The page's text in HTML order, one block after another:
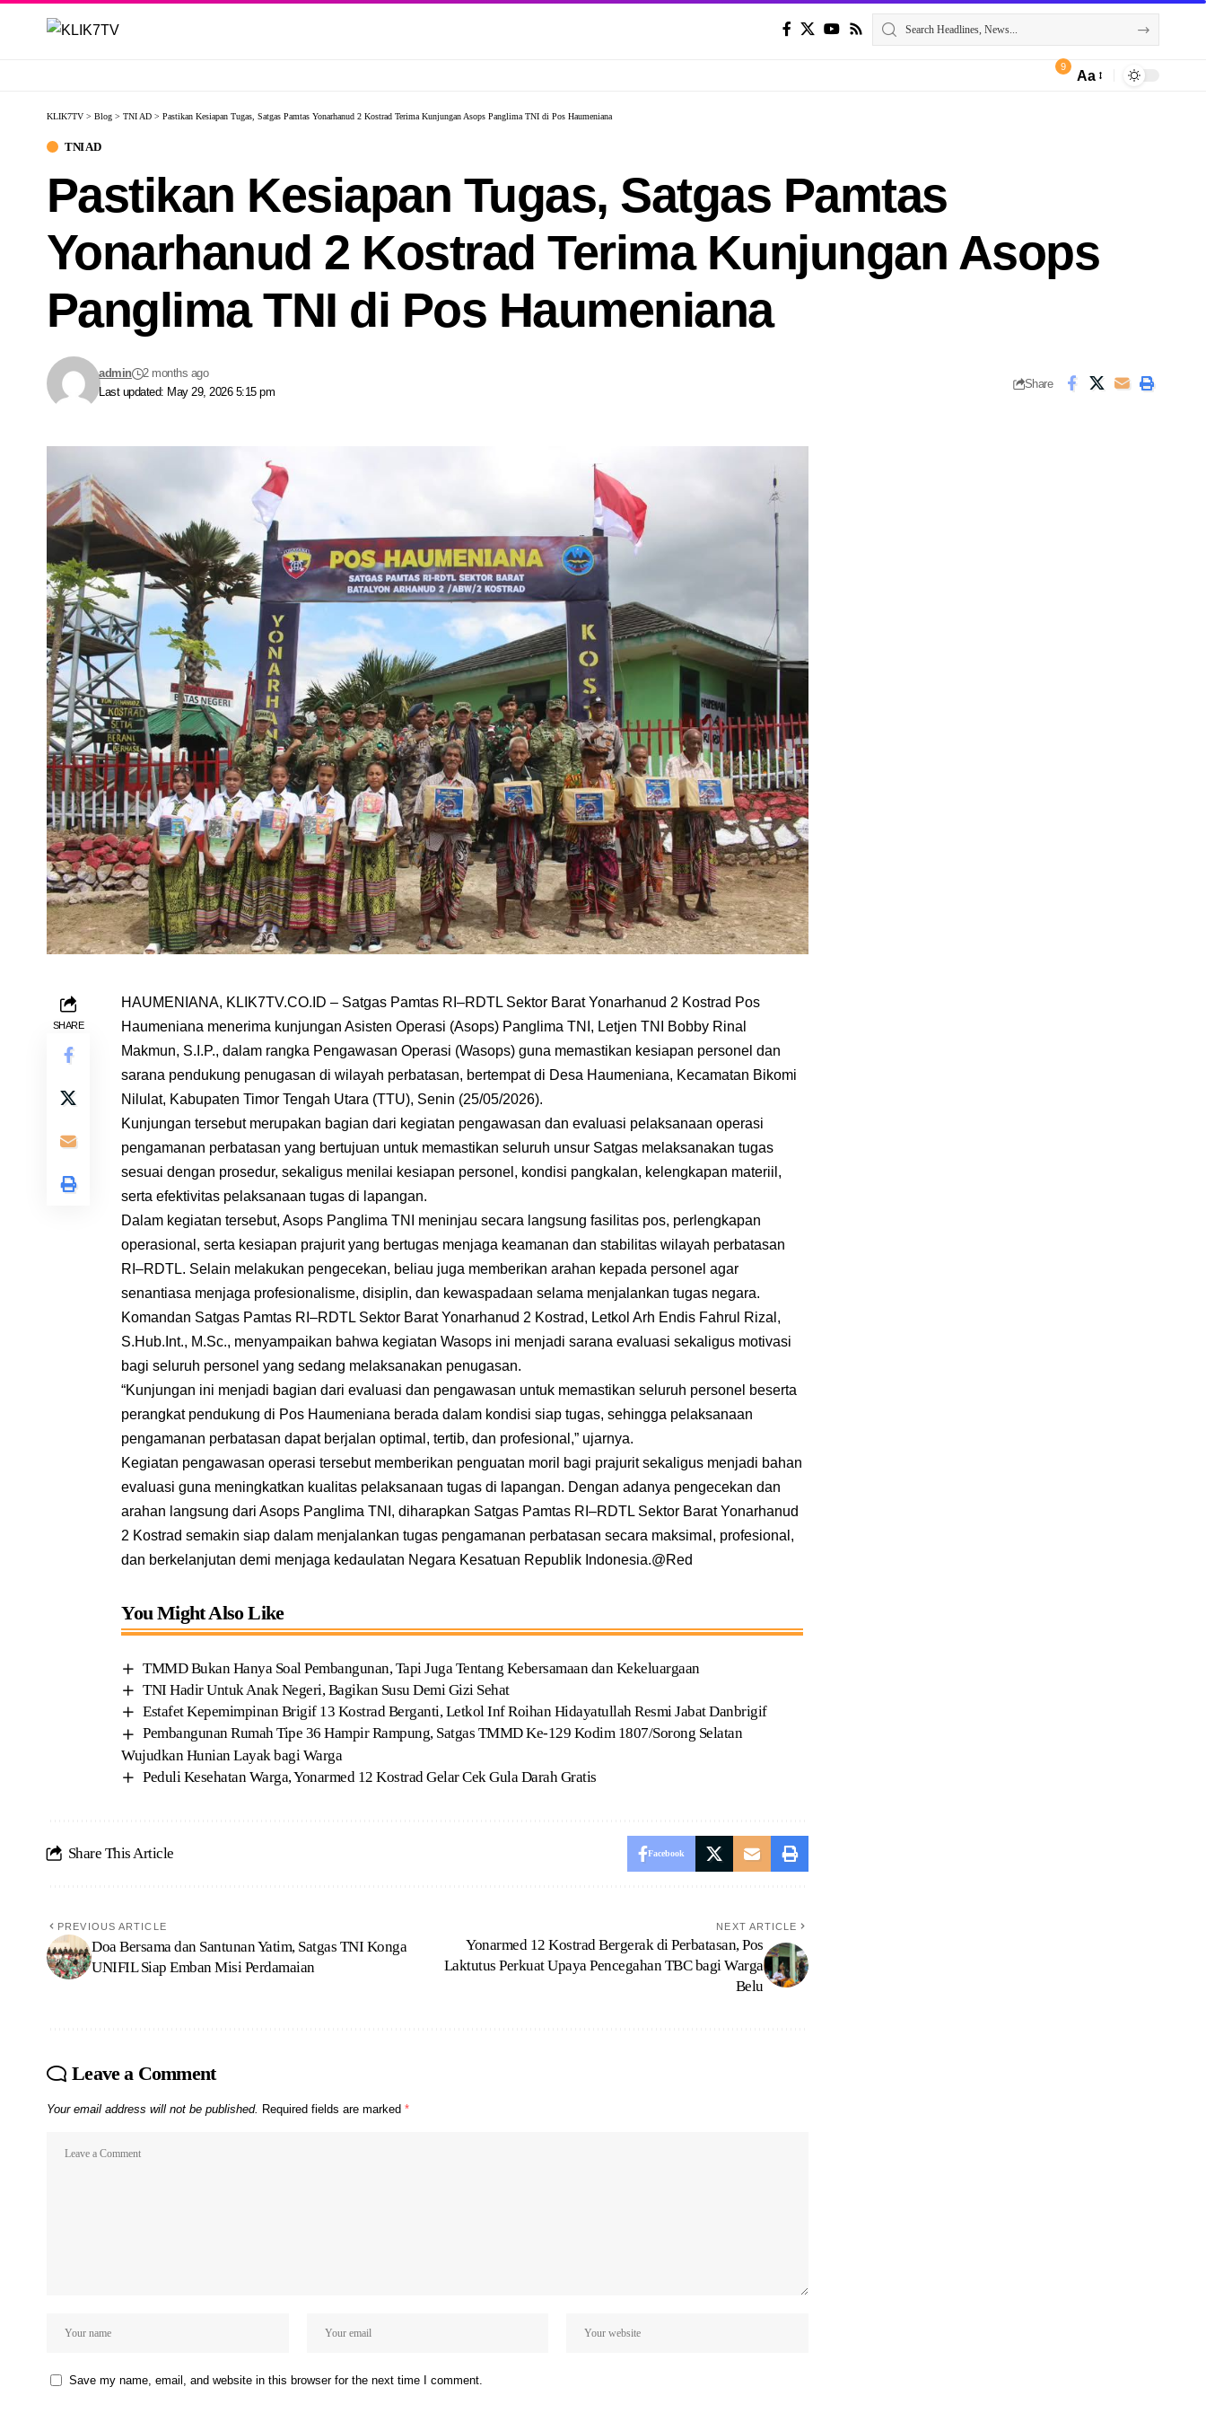
9
Aa
KLIK7TV > Blog > TNI AD > Pastikan Kesiapan Tugas, Satgas Pamtas Yonarhanud 2 Kostrad Terima Kunjungan Asops Panglima TNI di Pos Haumeniana
TNI AD
Pastikan Kesiapan Tugas, Satgas Pamtas
Yonarhanud 2 Kostrad Terima Kunjungan Asops
Panglima TNI di Pos Haumeniana
Last updated: May 29, 2026 5:15 pm
admin 2 months ago
Share
SHARE
HAUMENIANA, KLIK7TV.CO.ID – Satgas Pamtas RI–RDTL Sektor Barat Yonarhanud 2 Kostrad Pos
Haumeniana menerima kunjungan Asisten Operasi (Asops) Panglima TNI, Letjen TNI Bobby Rinal
Makmun, S.I.P., dalam rangka Pengawasan Operasi (Wasops) guna memastikan kesiapan personel dan
sarana pendukung penugasan di wilayah perbatasan, bertempat di Desa Haumeniana, Kecamatan Bikomi
Nilulat, Kabupaten Timor Tengah Utara (TTU), Senin (25/05/2026).
Kunjungan tersebut merupakan bagian dari kegiatan pengawasan dan evaluasi pelaksanaan operasi
pengamanan perbatasan yang bertujuan untuk memastikan seluruh unsur Satgas melaksanakan tugas
sesuai dengan prosedur, sekaligus menilai kesiapan personel, kondisi pangkalan, kelengkapan materiil,
serta efektivitas pelaksanaan tugas di lapangan.
Dalam kegiatan tersebut, Asops Panglima TNI meninjau secara langsung fasilitas pos, perlengkapan
operasional, serta kesiapan prajurit yang bertugas menjaga keamanan dan stabilitas wilayah perbatasan
RI–RDTL. Selain melakukan pengecekan, beliau juga memberikan arahan kepada personel agar
senantiasa menjaga profesionalisme, disiplin, dan kewaspadaan selama menjalankan tugas negara.
Komandan Satgas Pamtas RI–RDTL Sektor Barat Yonarhanud 2 Kostrad, Letkol Arh Endis Fahrul Rizal,
S.Hub.Int., M.Sc., menyampaikan bahwa kegiatan Wasops ini menjadi sarana evaluasi sekaligus motivasi
bagi seluruh personel yang sedang melaksanakan penugasan.
“Kunjungan ini menjadi bagian dari evaluasi dan pengawasan untuk memastikan seluruh personel beserta
perangkat pendukung di Pos Haumeniana berada dalam kondisi siap tugas, sehingga pelaksanaan
pengamanan perbatasan dapat berjalan optimal, tertib, dan profesional,” ujarnya.
Kegiatan pengawasan operasi tersebut memberikan penguatan moril bagi prajurit sekaligus menjadi bahan
evaluasi guna meningkatkan kualitas pelaksanaan tugas di lapangan. Dengan adanya pengecekan dan
arahan langsung dari Asops Panglima TNI, diharapkan Satgas Pamtas RI–RDTL Sektor Barat Yonarhanud
2 Kostrad semakin siap dalam menjalankan tugas pengamanan perbatasan secara maksimal, profesional,
dan berkelanjutan demi menjaga kedaulatan Negara Kesatuan Republik Indonesia.@Red
You Might Also Like
TMMD Bukan Hanya Soal Pembangunan, Tapi Juga Tentang Kebersamaan dan Kekeluargaan
TNI Hadir Untuk Anak Negeri, Bagikan Susu Demi Gizi Sehat
Estafet Kepemimpinan Brigif 13 Kostrad Berganti, Letkol Inf Roihan Hidayatullah Resmi Jabat Danbrigif
Pembangunan Rumah Tipe 36 Hampir Rampung, Satgas TMMD Ke-129 Kodim 1807/Sorong Selatan
Wujudkan Hunian Layak bagi Warga
Peduli Kesehatan Warga, Yonarmed 12 Kostrad Gelar Cek Gula Darah Gratis
Share This Article Facebook
PREVIOUS ARTICLE
Doa Bersama dan Santunan Yatim, Satgas TNI Konga
UNIFIL Siap Emban Misi Perdamaian
NEXT ARTICLE
Yonarmed 12 Kostrad Bergerak di Perbatasan, Pos
Laktutus Perkuat Upaya Pencegahan TBC bagi Warga
Belu
Leave a Comment
Your email address will not be published. Required fields are marked *
Save my name, email, and website in this browser for the next time I comment.